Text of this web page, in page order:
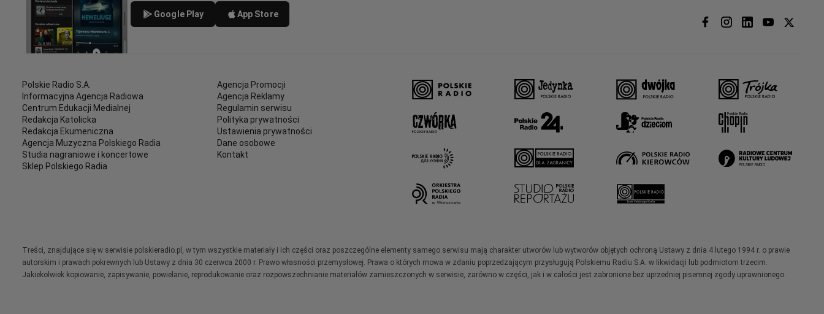
Google Play App Store
Polskie Radio S.A.
Informacyjna Agencja Radiowa
Centrum Edukacji Medialnej
Redakcja Katolicka
Redakcja Ekumeniczna
Agencja Muzyczna Polskiego Radia
Studia nagraniowe i koncertowe
Sklep Polskiego Radia
Agencja Promocji
Agencja Reklamy
Regulamin serwisu
Polityka prywatności
Ustawienia prywatności
Dane osobowe
Kontakt
Treści, znajdujące się w serwisie polskieradio.pl, w tym wszystkie materiały i ich części oraz poszczególne elementy samego serwisu mają charakter utworów lub wytworów objętych ochroną Ustawy z dnia 4 lutego 1994 r. o prawie
autorskim i prawach pokrewnych lub Ustawy z dnia 30 czerwca 2000 r. Prawo własności przemysłowej. Prawa o których mowa w zdaniu poprzedzającym przysługują Polskiemu Radiu S.A. w likwidacji lub podmiotom trzecim.
Jakiekolwiek kopiowanie, zapisywanie, powielanie, reprodukowanie oraz rozpowszechnianie materiałów zamieszczonych w serwisie, zarówno w części, jak i w całości jest zabronione bez uprzedniej pisemnej zgody uprawnionego.